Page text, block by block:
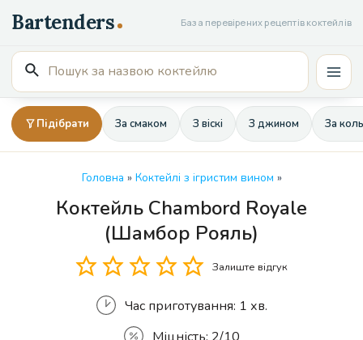
до
вмісту
База перевірених рецептів коктейлів
Пошук
для:
Підібрати За смаком З віскі З джином За
Головна » Коктейлі з ігристим вином »
Коктейль Chambord Royale
(Шамбор Рояль)
Залиште відгук
Час приготування: 1 хв.
Кількість